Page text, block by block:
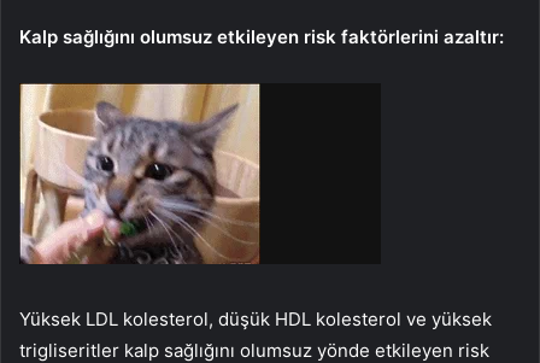
Kalp sağlığını olumsuz etkileyen risk faktörlerini azaltır:
Yüksek LDL kolesterol, düşük HDL kolesterol ve yüksek
trigliseritler kalp sağlığını olumsuz yönde etkileyen risk